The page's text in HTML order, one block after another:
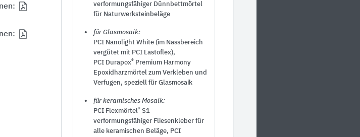
verformungsfähiger Dünnbettmörtel
für Naturwerksteinbeläge
für Glasmosaik:
PCI Nanolight White (im Nassbereich
vergütet mit PCI Lastoflex),
PCI Durapox® Premium Harmony
Epoxidharzmörtel zum Verkleben und
Verfugen, speziell für Glasmosaik
für keramisches Mosaik:
PCI Flexmörtel® S1
verformungsfähiger Fliesenkleber für
alle keramischen Beläge, PCI